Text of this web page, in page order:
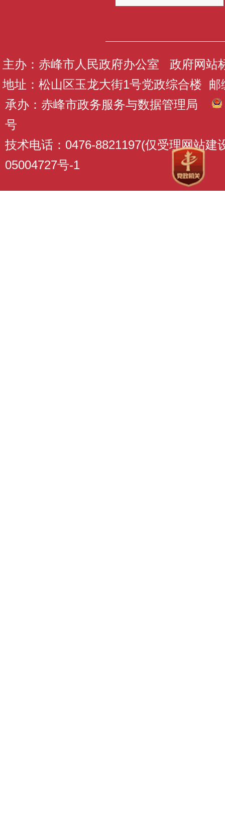
主办：赤峰市人民政府办公室 政府网站
地址：松山区玉龙大街1号党政综合楼 邮
承办：赤峰市政务服务与数据管理局
号
技术电话：0476-8821197(仅受理网站建
05004727号-1